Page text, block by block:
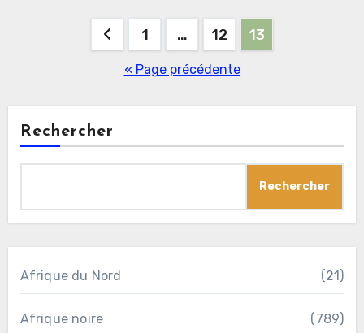
Pagination
1 … 12 13
« Page précédente
Rechercher
Rechercher
Afrique du Nord (21)
Afrique noire (789)